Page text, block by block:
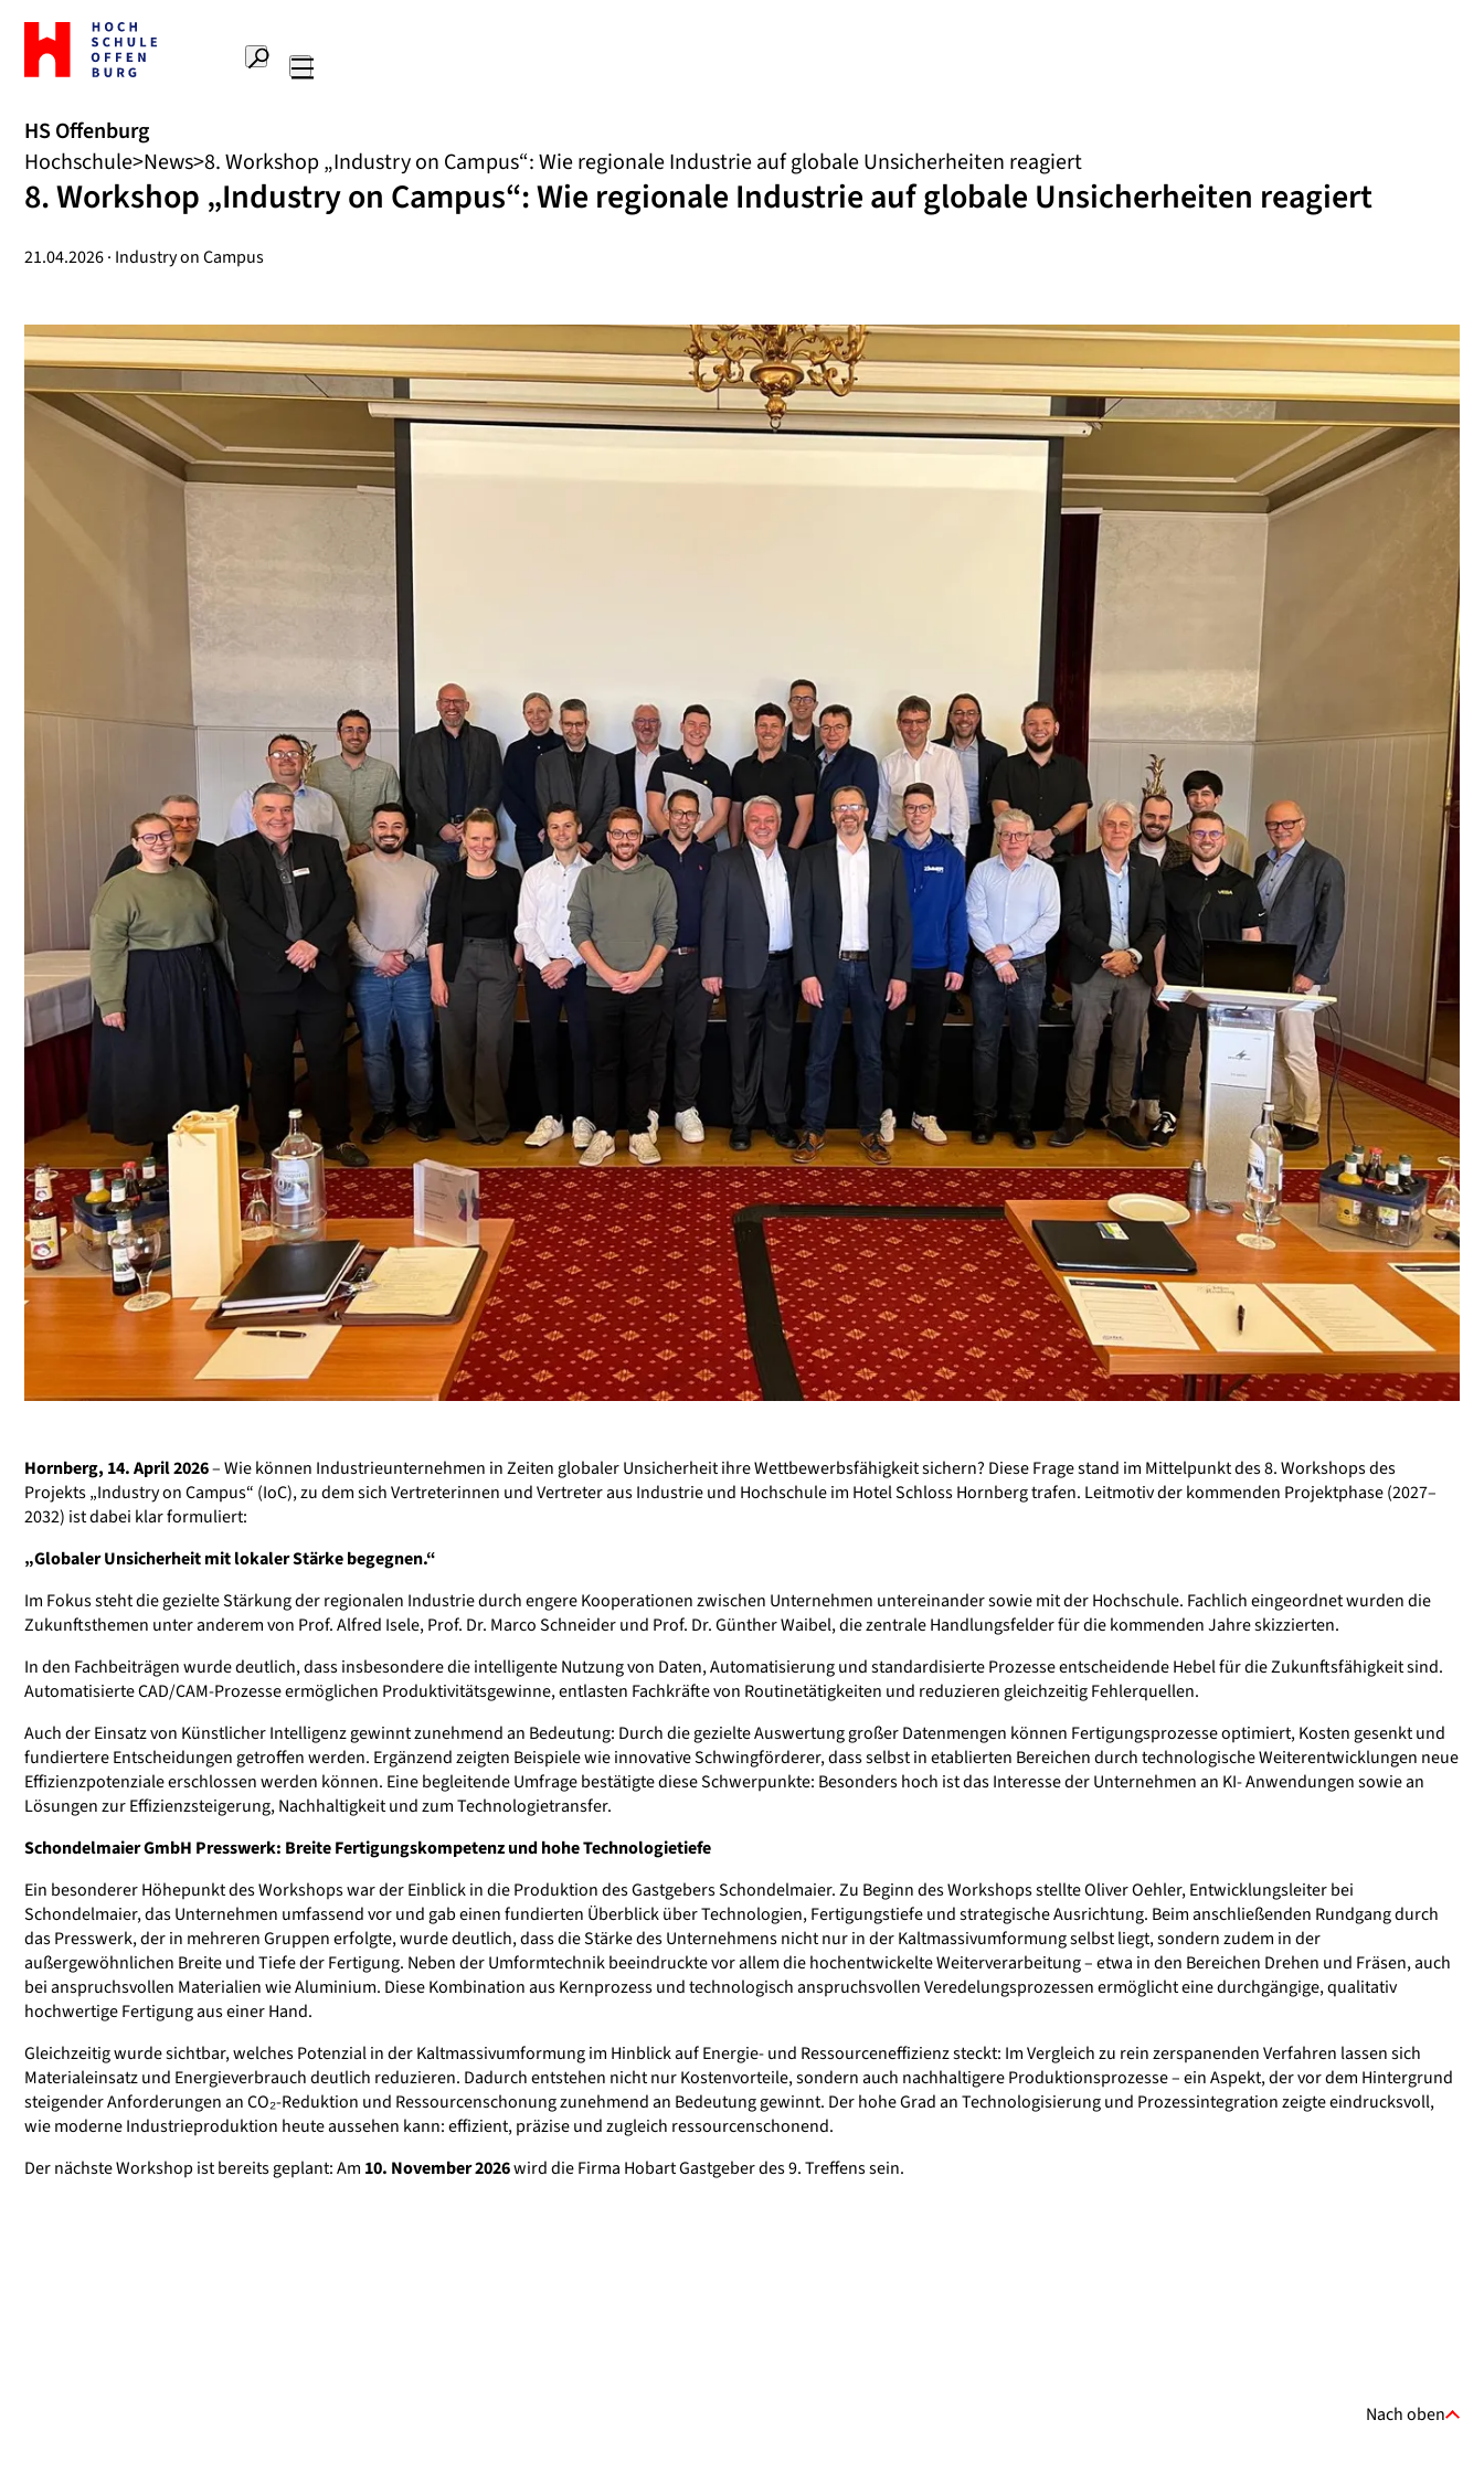
Zur
Startseite
Hochschule
Suche
HS Offenburg
Hochschule News 8. Workshop „Industry on Campus“: Wie regionale Industrie auf globale Unsicherheiten reagiert
8. Workshop „Industry on Campus“: Wie regionale Industrie auf globale Unsicherheiten reagiert
21.04.2026 · Industry on Campus
Hornberg, 14. April 2026– Wie können Industrieunternehmen in Zeiten globaler Unsicherheit ihre Wettbewerbsfähigkeit sichern? Diese Frage stand im Mittelpunkt des 8. Workshops des
Projekts „Industry on Campus“ (IoC), zu dem sich Vertreterinnen und Vertreter aus Industrie und Hochschule im Hotel Schloss Hornberg trafen. Leitmotiv der kommenden Projektphase (2027–
2032) ist dabei klar formuliert:
„Globaler Unsicherheit mit lokaler Stärke begegnen.“
Im Fokus steht die gezielte Stärkung der regionalen Industrie durch engere Kooperationen zwischen Unternehmen untereinander sowie mit der Hochschule. Fachlich eingeordnet wurden die
Zukunftsthemen unter anderem von Prof. Alfred Isele, Prof. Dr. Marco Schneider und Prof. Dr. Günther Waibel, die zentrale Handlungsfelder für die kommenden Jahre skizzierten.
In den Fachbeiträgen wurde deutlich, dass insbesondere die intelligente Nutzung von Daten, Automatisierung und standardisierte Prozesse entscheidende Hebel für die Zukunftsfähigkeit sind.
Automatisierte CAD/CAM-Prozesse ermöglichen Produktivitätsgewinne, entlasten Fachkräfte von Routinetätigkeiten und reduzieren gleichzeitig Fehlerquellen.
Auch der Einsatz von Künstlicher Intelligenz gewinnt zunehmend an Bedeutung: Durch die gezielte Auswertung großer Datenmengen können Fertigungsprozesse optimiert, Kosten gesenkt und
fundiertere Entscheidungen getroffen werden. Ergänzend zeigten Beispiele wie innovative Schwingförderer, dass selbst in etablierten Bereichen durch technologische Weiterentwicklungen neue
Effizienzpotenziale erschlossen werden können. Eine begleitende Umfrage bestätigte diese Schwerpunkte: Besonders hoch ist das Interesse der Unternehmen an KI- Anwendungen sowie an
Lösungen zur Effizienzsteigerung, Nachhaltigkeit und zum Technologietransfer.
Schondelmaier GmbH Presswerk: Breite Fertigungskompetenz und hohe Technologietiefe
Ein besonderer Höhepunkt des Workshops war der Einblick in die Produktion des Gastgebers Schondelmaier. Zu Beginn des Workshops stellte Oliver Oehler, Entwicklungsleiter bei
Schondelmaier, das Unternehmen umfassend vor und gab einen fundierten Überblick über Technologien, Fertigungstiefe und strategische Ausrichtung. Beim anschließenden Rundgang durch
das Presswerk, der in mehreren Gruppen erfolgte, wurde deutlich, dass die Stärke des Unternehmens nicht nur in der Kaltmassivumformung selbst liegt, sondern zudem in der
außergewöhnlichen Breite und Tiefe der Fertigung. Neben der Umformtechnik beeindruckte vor allem die hochentwickelte Weiterverarbeitung – etwa in den Bereichen Drehen und Fräsen, auch
bei anspruchsvollen Materialien wie Aluminium. Diese Kombination aus Kernprozess und technologisch anspruchsvollen Veredelungsprozessen ermöglicht eine durchgängige, qualitativ
hochwertige Fertigung aus einer Hand.
Gleichzeitig wurde sichtbar, welches Potenzial in der Kaltmassivumformung im Hinblick auf Energie- und Ressourceneffizienz steckt: Im Vergleich zu rein zerspanenden Verfahren lassen sich
Materialeinsatz und Energieverbrauch deutlich reduzieren. Dadurch entstehen nicht nur Kostenvorteile, sondern auch nachhaltigere Produktionsprozesse – ein Aspekt, der vor dem Hintergrund
steigender Anforderungen an CO₂-Reduktion und Ressourcenschonung zunehmend an Bedeutung gewinnt. Der hohe Grad an Technologisierung und Prozessintegration zeigte eindrucksvoll,
wie moderne Industrieproduktion heute aussehen kann: effizient, präzise und zugleich ressourcenschonend.
Der nächste Workshop ist bereits geplant: Am 10. November 2026wird die Firma Hobart Gastgeber des 9. Treffens sein.
Nach oben